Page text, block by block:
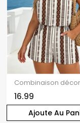
Ajoute Au
16.99